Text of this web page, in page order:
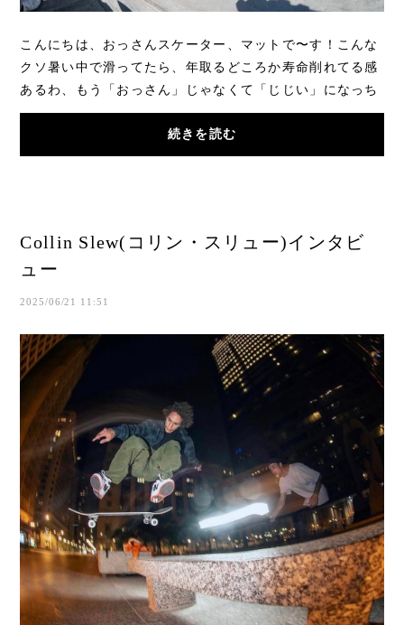
こんにちは、おっさんスケーター、マットで〜す！こんな
クソ暑い中で滑ってたら、年取るどころか寿命削れてる感
あるわ、もう「おっさん」じゃなくて「じじい」になっち
まった！今回のインタビューはSanta Cruzの...
続きを読む
Collin Slew(コリン・スリュー)インタビ
ュー
2025/06/21 11:51